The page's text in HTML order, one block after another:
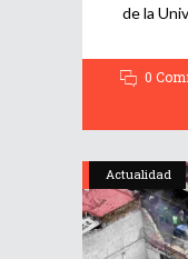
de la
0
Actualidad